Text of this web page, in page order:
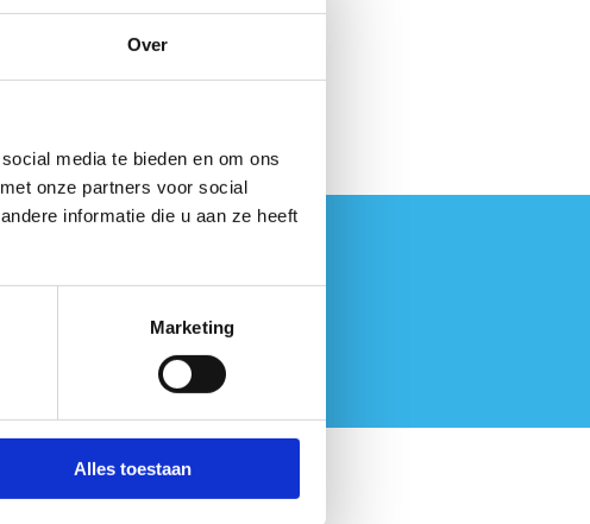
Over
media te bieden en om ons
onze partners voor social
informatie die u aan ze heeft
Marketing
Alles toestaan